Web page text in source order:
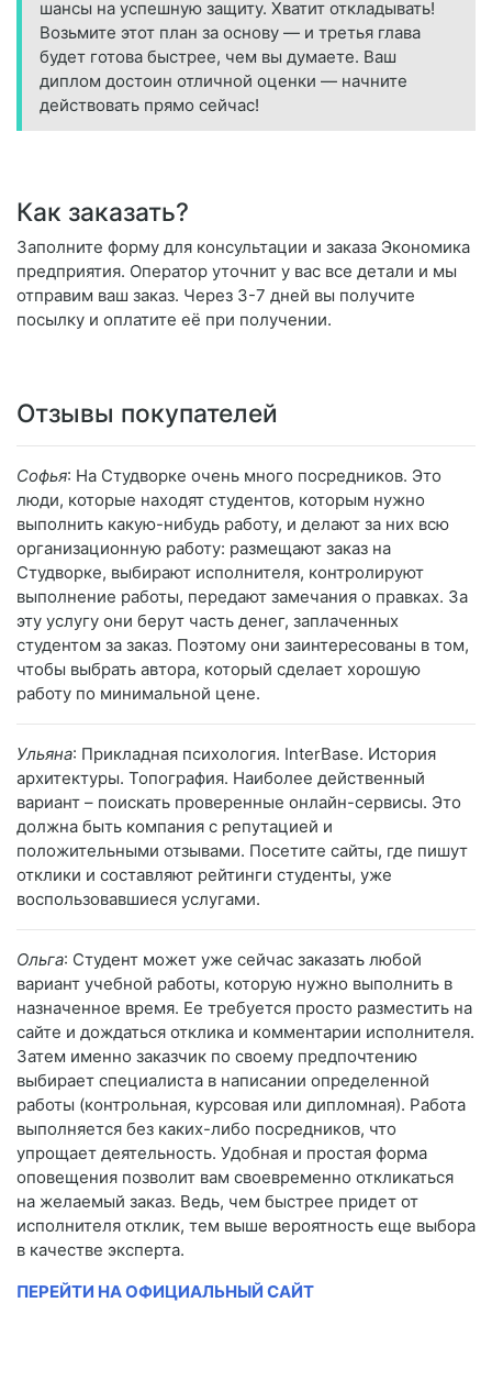
шансы на успешную защиту. Хватит откладывать!
Возьмите этот план за основу — и третья глава
будет готова быстрее, чем вы думаете. Ваш
диплом достоин отличной оценки — начните
действовать прямо сейчас!
Как заказать?
Заполните форму для консультации и заказа Экономика
предприятия. Оператор уточнит у вас все детали и мы
отправим ваш заказ. Через 3-7 дней вы получите
посылку и оплатите её при получении.
Отзывы покупателей
Софья: На Студворке очень много посредников. Это
люди, которые находят студентов, которым нужно
выполнить какую-нибудь работу, и делают за них всю
организационную работу: размещают заказ на
Студворке, выбирают исполнителя, контролируют
выполнение работы, передают замечания о правках. За
эту услугу они берут часть денег, заплаченных
студентом за заказ. Поэтому они заинтересованы в том,
чтобы выбрать автора, который сделает хорошую
работу по минимальной цене.
Ульяна: Прикладная психология. InterBase. История
архитектуры. Топография. Наиболее действенный
вариант – поискать проверенные онлайн-сервисы. Это
должна быть компания с репутацией и
положительными отзывами. Посетите сайты, где пишут
отклики и составляют рейтинги студенты, уже
воспользовавшиеся услугами.
Ольга: Студент может уже сейчас заказать любой
вариант учебной работы, которую нужно выполнить в
назначенное время. Ее требуется просто разместить на
сайте и дождаться отклика и комментарии исполнителя.
Затем именно заказчик по своему предпочтению
выбирает специалиста в написании определенной
работы (контрольная, курсовая или дипломная). Работа
выполняется без каких-либо посредников, что
упрощает деятельность. Удобная и простая форма
оповещения позволит вам своевременно откликаться
на желаемый заказ. Ведь, чем быстрее придет от
исполнителя отклик, тем выше вероятность еще выбора
в качестве эксперта.
ПЕРЕЙТИ НА ОФИЦИАЛЬНЫЙ САЙТ